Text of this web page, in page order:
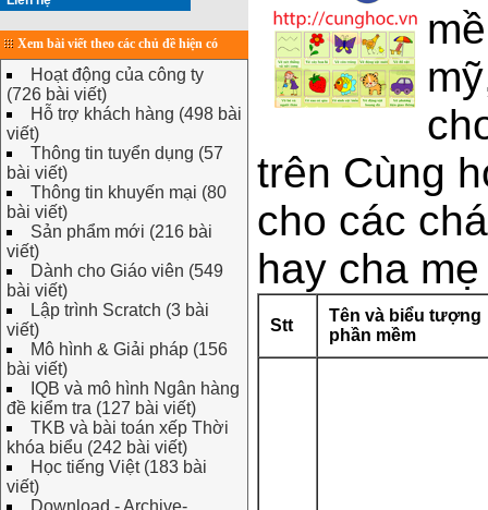
Xem bài viết theo các chủ đề hiện có
Hoạt động của công ty
(726 bài viết)
Hỗ trợ khách hàng (498 bài
viết)
Thông tin tuyển dụng (57
bài viết)
Thông tin khuyến mại (80
bài viết)
Sản phẩm mới (216 bài
viết)
Dành cho Giáo viên (549
bài viết)
Lập trình Scratch (3 bài
viết)
Mô hình & Giải pháp (156
bài viết)
IQB và mô hình Ngân hàng
đề kiểm tra (127 bài viết)
TKB và bài toán xếp Thời
khóa biểu (242 bài viết)
Học tiếng Việt (183 bài
viết)
Download - Archive-
trên Cùng
cho các
hay cha
Stt
Tên và biểu tượng
phần mềm